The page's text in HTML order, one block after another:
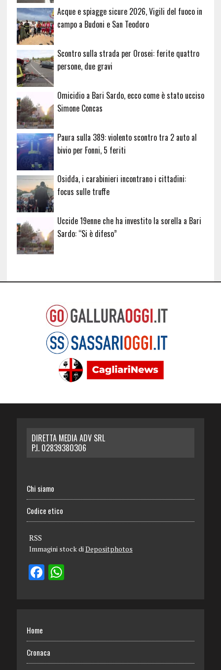
Acque e spiagge sicure 2026, Vigili del fuoco in
campo a Budoni e San Teodoro
Scontro sulla strada per Orosei: ferite quattro
persone, due gravi
Omicidio a Bari Sardo, ecco come è stato ucciso
Simone Concas
Paura sulla 389: violento scontro tra 2 auto al
bivio per Fonni, 5 feriti
Osidda, i carabinieri incontrano i cittadini:
focus sulle truffe
Uccide 19enne che ha investito la sorella a Bari
Sardo: “Si è difeso”
DIRETTA MEDIA ADV SRL
P.I. 02839380306
Chi siamo
Codice etico
RSS
Immagini stock diDepositphotos
Home
Cronaca